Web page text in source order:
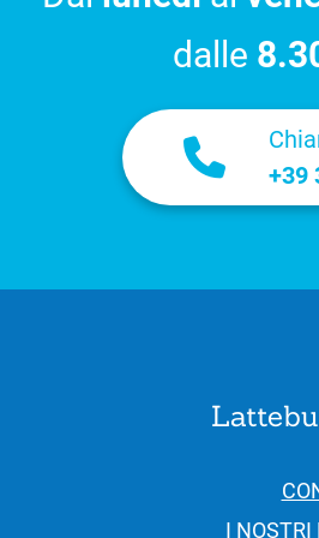
dalle
+39
I NOSTRI